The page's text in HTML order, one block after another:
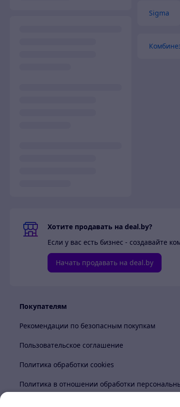
Sigma
Хотите продавать на deal.by?
Если у вас есть бизнес - создавайте
Начать продавать на deal.by
Покупателям
Рекомендации по безопасным покупкам
Пользовательское соглашение
Политика обработки cookies
Политика в отношении обработки